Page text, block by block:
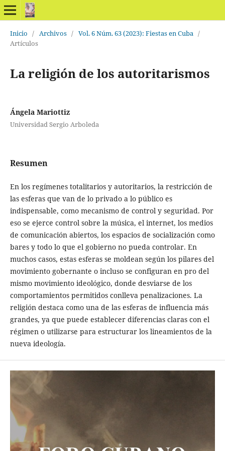
Inicio / Archivos / Vol. 6 Núm. 63 (2023): Fiestas en Cuba /
Artículos
La religión de los autoritarismos
Ángela Mariottiz
Universidad Sergio Arboleda
Resumen
En los regímenes totalitarios y autoritarios, la restricción de
las esferas que van de lo privado a lo público es
indispensable, como mecanismo de control y seguridad. Por
eso se ejerce control sobre la música, el internet, los medios
de comunicación abiertos, los espacios de socialización como
bares y todo lo que el gobierno no pueda controlar. En
muchos casos, estas esferas se moldean según los pilares del
movimiento gobernante o incluso se configuran en pro del
mismo movimiento ideológico, donde desviarse de los
comportamientos permitidos conlleva penalizaciones. La
religión destaca como una de las esferas de influencia más
grandes, ya que puede establecer diferencias claras con el
régimen o utilizarse para estructurar los lineamientos de la
nueva ideología.